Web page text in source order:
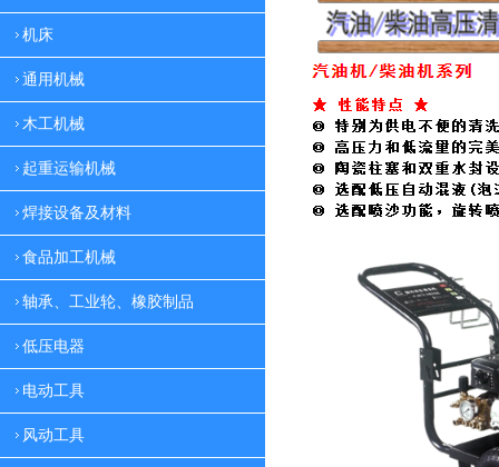
机床
通用机械
木工机械
起重运输机械
焊接设备及材料
食品加工机械
轴承、工业轮、橡胶制品
低压电器
电动工具
风动工具